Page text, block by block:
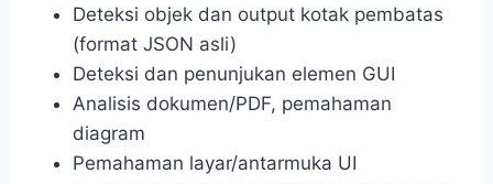
Deteksi objek dan output kotak pembatas
(format JSON asli)
Deteksi dan penunjukan elemen GUI
Analisis dokumen/PDF, pemahaman
diagram
Pemahaman layar/antarmuka UI